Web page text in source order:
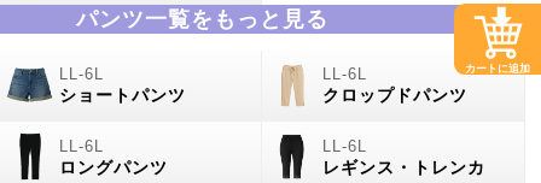
パンツ一覧をもっと見る
ショートパンツ クロップドパンツ
ロングパンツ レギンス・トレンカ
カートに追加